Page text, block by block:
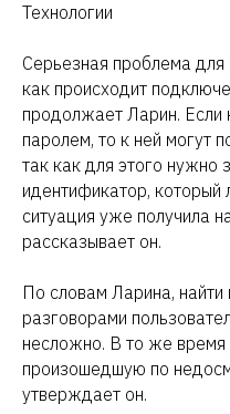
Технологии
Серьезная проблема для
как происходит
продолжает Ларин.
паролем, то к ней могут
так как для этого нужно
идентификатор, который
ситуация уже получила
рассказывает он.
По словам Ларина, найти
разговорами
несложно. В то же время
произошедшую по
утверждает он.